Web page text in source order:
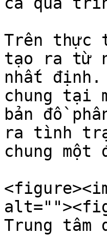
Trên thực
tạo ra từ
nhất
chung tại
bản đồ
ra tình
chung
Trung tâm